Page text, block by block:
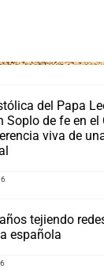
del Papa
Soplo de fe en el
viva de
tejiendo
española